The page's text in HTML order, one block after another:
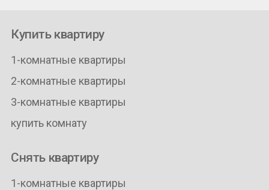
Купить квартиру
1-комнатные квартиры
2-комнатные квартиры
3-комнатные квартиры
купить комнату
Снять квартиру
1-комнатные квартиры